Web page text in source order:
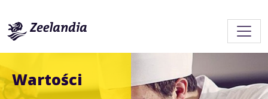
Wartości